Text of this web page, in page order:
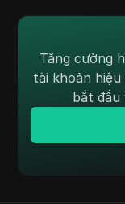
Tăng cường
tài khoản
bắt đầu